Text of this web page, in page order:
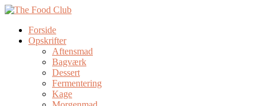
Forside
Opskrifter
Aftensmad
Bagværk
Dessert
Fermentering
Kage